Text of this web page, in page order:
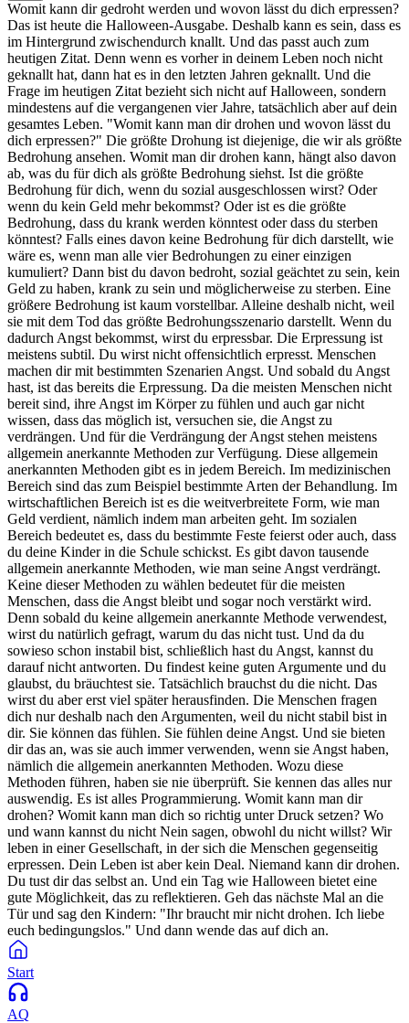
Womit kann dir gedroht werden und wovon lässt du dich erpressen?
Das ist heute die Halloween-Ausgabe. Deshalb kann es sein, dass es
im Hintergrund zwischendurch knallt. Und das passt auch zum
heutigen Zitat. Denn wenn es vorher in deinem Leben noch nicht
geknallt hat, dann hat es in den letzten Jahren geknallt. Und die
Frage im heutigen Zitat bezieht sich nicht auf Halloween, sondern
mindestens auf die vergangenen vier Jahre, tatsächlich aber auf dein
gesamtes Leben. "Womit kann man dir drohen und wovon lässt du
dich erpressen?" Die größte Drohung ist diejenige, die wir als größte
Bedrohung ansehen. Womit man dir drohen kann, hängt also davon
ab, was du für dich als größte Bedrohung siehst. Ist die größte
Bedrohung für dich, wenn du sozial ausgeschlossen wirst? Oder
wenn du kein Geld mehr bekommst? Oder ist es die größte
Bedrohung, dass du krank werden könntest oder dass du sterben
könntest? Falls eines davon keine Bedrohung für dich darstellt, wie
wäre es, wenn man alle vier Bedrohungen zu einer einzigen
kumuliert? Dann bist du davon bedroht, sozial geächtet zu sein, kein
Geld zu haben, krank zu sein und möglicherweise zu sterben. Eine
größere Bedrohung ist kaum vorstellbar. Alleine deshalb nicht, weil
sie mit dem Tod das größte Bedrohungsszenario darstellt. Wenn du
dadurch Angst bekommst, wirst du erpressbar. Die Erpressung ist
meistens subtil. Du wirst nicht offensichtlich erpresst. Menschen
machen dir mit bestimmten Szenarien Angst. Und sobald du Angst
hast, ist das bereits die Erpressung. Da die meisten Menschen nicht
bereit sind, ihre Angst im Körper zu fühlen und auch gar nicht
wissen, dass das möglich ist, versuchen sie, die Angst zu
verdrängen. Und für die Verdrängung der Angst stehen meistens
allgemein anerkannte Methoden zur Verfügung. Diese allgemein
anerkannten Methoden gibt es in jedem Bereich. Im medizinischen
Bereich sind das zum Beispiel bestimmte Arten der Behandlung. Im
wirtschaftlichen Bereich ist es die weitverbreitete Form, wie man
Geld verdient, nämlich indem man arbeiten geht. Im sozialen
Bereich bedeutet es, dass du bestimmte Feste feierst oder auch, dass
du deine Kinder in die Schule schickst. Es gibt davon tausende
allgemein anerkannte Methoden, wie man seine Angst verdrängt.
Keine dieser Methoden zu wählen bedeutet für die meisten
Menschen, dass die Angst bleibt und sogar noch verstärkt wird.
Denn sobald du keine allgemein anerkannte Methode verwendest,
wirst du natürlich gefragt, warum du das nicht tust. Und da du
sowieso schon instabil bist, schließlich hast du Angst, kannst du
darauf nicht antworten. Du findest keine guten Argumente und du
glaubst, du bräuchtest sie. Tatsächlich brauchst du die nicht. Das
wirst du aber erst viel später herausfinden. Die Menschen fragen
dich nur deshalb nach den Argumenten, weil du nicht stabil bist in
dir. Sie können das fühlen. Sie fühlen deine Angst. Und sie bieten
dir das an, was sie auch immer verwenden, wenn sie Angst haben,
nämlich die allgemein anerkannten Methoden. Wozu diese
Methoden führen, haben sie nie überprüft. Sie kennen das alles nur
auswendig. Es ist alles Programmierung. Womit kann man dir
drohen? Womit kann man dich so richtig unter Druck setzen? Wo
und wann kannst du nicht Nein sagen, obwohl du nicht willst? Wir
leben in einer Gesellschaft, in der sich die Menschen gegenseitig
erpressen. Dein Leben ist aber kein Deal. Niemand kann dir drohen.
Du tust dir das selbst an. Und ein Tag wie Halloween bietet eine
gute Möglichkeit, das zu reflektieren. Geh das nächste Mal an die
Tür und sag den Kindern: "Ihr braucht mir nicht drohen. Ich liebe
euch bedingungslos." Und dann wende das auf dich an.
Start
AQ